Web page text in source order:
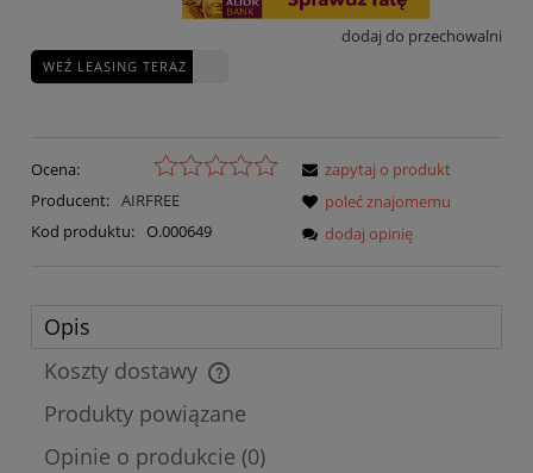
dodaj do przechowalni
WEŹ LEASING TERAZ
Ocena:
Producent: AIRFREE
Kod produktu:
O.000649
zapytaj o produkt
poleć znajomemu
dodaj opinię
Opis
Koszty dostawy
Cena nie zawiera ewentualnych kosztów płatności
Produkty powiązane
Opinie o produkcie (0)